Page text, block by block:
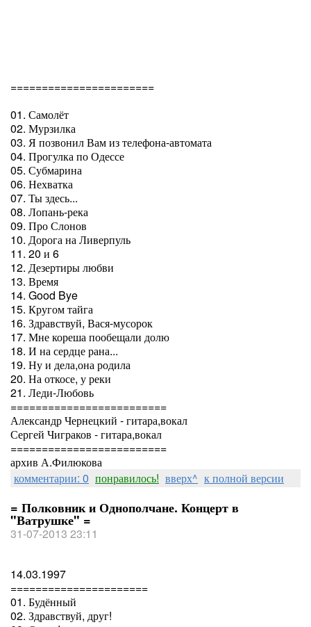
=======================
01. Самолёт
02. Мурзилка
03. Я позвонил Вам из телефона-автомата
04. Прогулка по Одессе
05. Субмарина
06. Нехватка
07. Ты здесь...
08. Лопань-река
09. Про Слонов
10. Дорога на Ливерпуль
11. 20 и 6
12. Дезертиры любви
13. Время
14. Good Bye
15. Кругом тайга
16. Здравствуй, Вася-мусорок
17. Мне кореша пообещали долю
18. И на сердце рана...
19. Ну и дела,она родила
20. На откосе, у реки
21. Леди-Любовь
=========================
Александр Чернецкий - гитара,вокал
Сергей Чиграков - гитара,вокал
=========================
архив А.Филюкова
комментарии: 0 понравилось! вверх^ к полной версии
= Полковник и Однополчане. Концерт в
"Ватрушке" =
31-07-2013 23:11
14.03.1997
======================
01. Будённый
02. Здравствуй, друг!